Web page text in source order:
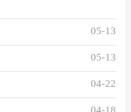
05-13
05-13
04-22
04-18